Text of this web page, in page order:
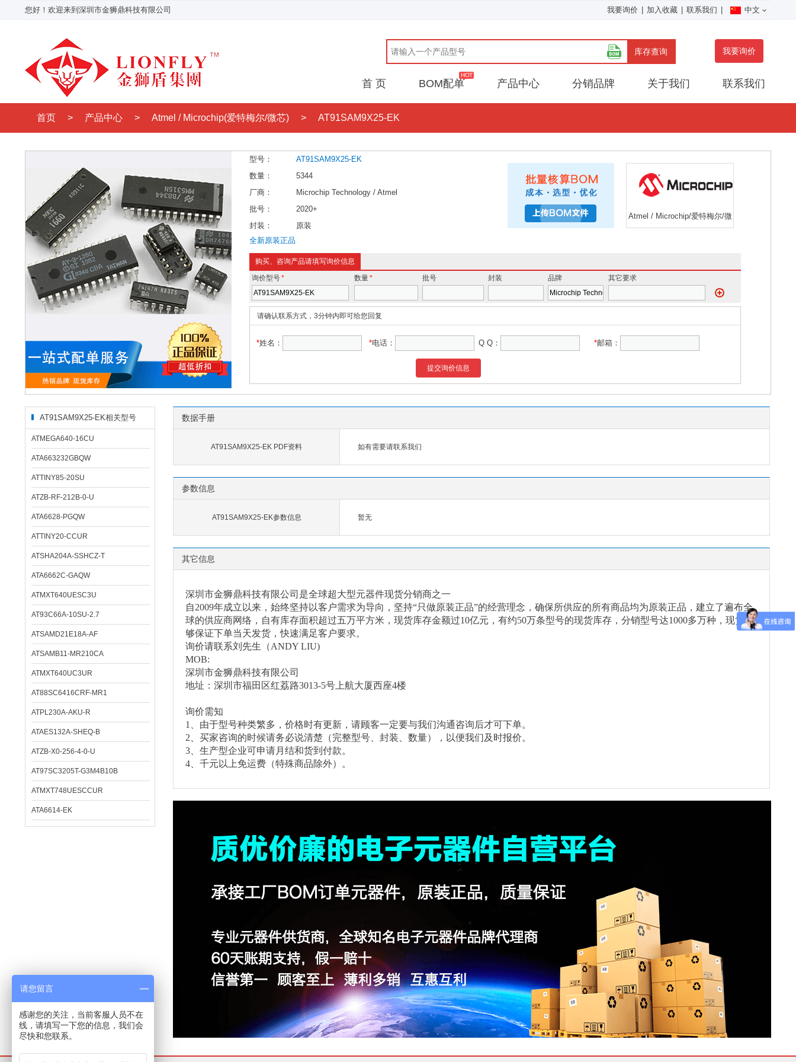
您好！欢迎来到深圳市金狮鼎科技有限公司 我要询价 加入收藏 联系我们 中文
库存查询 我要询价
首 页 BOM配单 产品中心 分销品牌 关于我们 联系我们
首页 > 产品中心 > Atmel / Microchip(爱特梅尔/微芯) > AT91SAM9X25-EK
型号：
AT91SAM9X25-EK
数量：
5344
厂商：
Microchip Technology / Atmel
批号：
2020+
封装：
原装
全新原装正品
Atmel / Microchip/爱特梅尔/微
购买、咨询产品请填写询价信息
询价型号* 数量* 批号 封装 品牌 其它要求
请确认联系方式，3分钟内即可给您回复
*姓名： *电话： Q Q： *邮箱：
提交询价信息
AT91SAM9X25-EK相关型号
ATMEGA640-16CU
ATA663232GBQW
ATTINY85-20SU
ATZB-RF-212B-0-U
ATA6628-PGQW
ATTINY20-CCUR
ATSHA204A-SSHCZ-T
ATA6662C-GAQW
ATMXT640UESC3U
AT93C66A-10SU-2.7
ATSAMD21E18A-AF
ATSAMB11-MR210CA
ATMXT640UC3UR
AT88SC6416CRF-MR1
ATPL230A-AKU-R
ATAES132A-SHEQ-B
ATZB-X0-256-4-0-U
AT97SC3205T-G3M4B10B
ATMXT748UESCCUR
ATA6614-EK
数据手册
AT91SAM9X25-EK PDF资料 如有需要请联系我们
参数信息
AT91SAM9X25-EK参数信息 暂无
其它信息
深圳市金狮鼎科技有限公司是全球超大型元器件现货分销商之一
自2009年成立以来，始终坚持以客户需求为导向，坚持“只做原装正品”的经营理念，确保所供应的所有商品均为原装正品，建立了遍布全
球的供应商网络，自有库存面积超过五万平方米，现货库存金额过10亿元，有约50万条型号的现货库存，分销型号达1000多万种，现货能
够保证下单当天发货，快速满足客户要求。
询价请联系刘先生（ANDY LIU)
MOB:
深圳市金狮鼎科技有限公司
地址：深圳市福田区红荔路3013-5号上航大厦西座4楼
询价需知
1、由于型号种类繁多，价格时有更新，请顾客一定要与我们沟通咨询后才可下单。
2、买家咨询的时候请务必说清楚（完整型号、封装、数量），以便我们及时报价。
3、生产型企业可申请月结和货到付款。
4、千元以上免运费（特殊商品除外）。
请您留言
感谢您的关注，当前客服人员不在
线，请填写一下您的信息，我们会
尽快和您联系。